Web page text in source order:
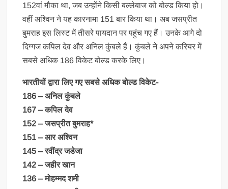
152वां मौका था, जब उन्होंने किसी बल्लेबाज को बोल्ड किया हो।
वहीं अश्विन ने यह कारनामा 151 बार किया था। अब जसप्रीत
बुमराह इस लिस्ट में तीसरे पायदान पर पहुंच गए हैं। उनके आगे दो
दिग्गज कपिल देव और अनिल कुंबले हैं। कुंबले ने अपने करियर में
सबसे अधिक 186 विकेट बोल्ड करके लिए।
भारतीयों द्वारा लिए गए सबसे अधिक बोल्ड विकेट-
186 – अनिल कुंबले
167 – कपिल देव
152 – जसप्रीत बुमराह*
151 – आर अश्विन
145 – रवींद्र जडेजा
142 – जहीर खान
136 – मोहम्मद शमी